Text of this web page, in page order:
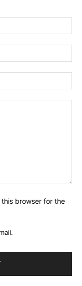
browser for the